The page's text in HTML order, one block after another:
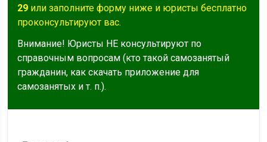
29 или заполните форму ниже и юристы бесплатно
проконсультируют вас.
Внимание! Юристы НЕ консультируют по
справочным вопросам (кто такой самозанятый
гражданин, как скачать приложение для
самозанятых и т. п.).